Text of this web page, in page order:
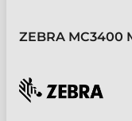
ZEBRA MC3400